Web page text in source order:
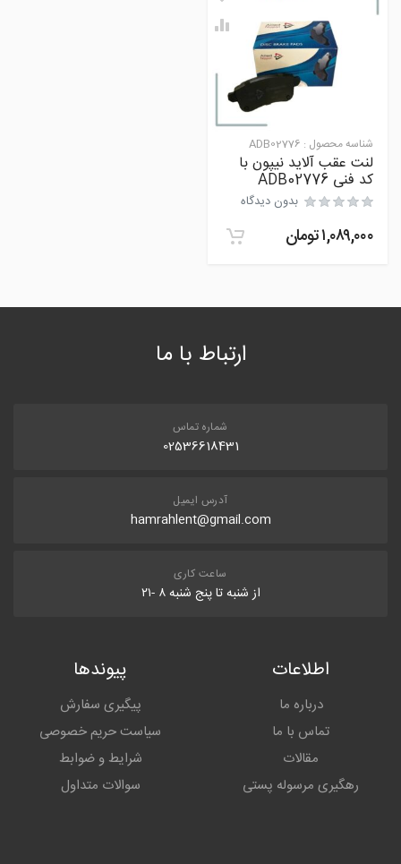
شناسه محصول : ADB02776
لنت عقب آلاید نیپون با
کد فنی ADB02776
بدون دیدگاه
۱,۰۸۹,۰۰۰تومان
ارتباط با ما
شماره تماس
02536618431
آدرس ایمیل
hamrahlent@gmail.com
ساعت کاری
از شنبه تا پنج شنبه ۸ -۲۱
اطلاعات
درباره ما
تماس با ما
مقالات
رهگیری مرسوله پستی
پیوندها
پیگیری سفارش
سیاست حریم خصوصی
شرایط و ضوابط
سوالات متداول